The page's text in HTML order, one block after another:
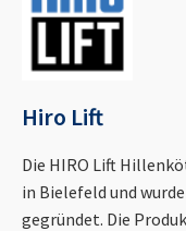
Hiro Lift
Die HIRO Lift
in Bielefeld und
gegründet. Die